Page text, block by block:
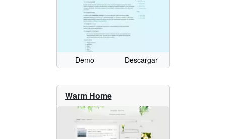
Demo Descargar
Warm Home